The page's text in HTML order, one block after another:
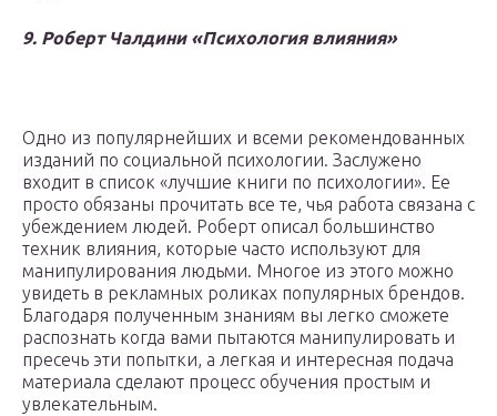
9. Роберт Чалдини «Психология влияния»
Одно из популярнейших и всеми рекомендованных
изданий по социальной психологии. Заслужено
входит в список «лучшие книги по психологии». Ее
просто обязаны прочитать все те, чья работа связана с
убеждением людей. Роберт описал большинство
техник влияния, которые часто используют для
манипулирования людьми. Многое из этого можно
увидеть в рекламных роликах популярных брендов.
Благодаря полученным знаниям вы легко сможете
распознать когда вами пытаются манипулировать и
пресечь эти попытки, а легкая и интересная подача
материала сделают процесс обучения простым и
увлекательным.